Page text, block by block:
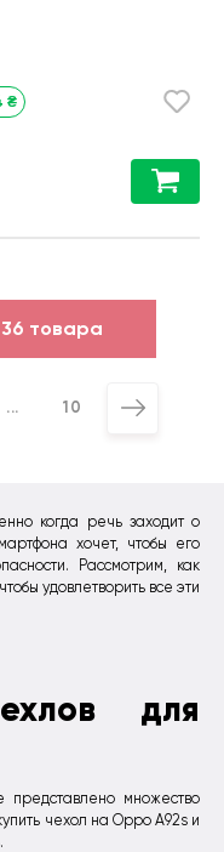
когда речь заходит о
хочет, чтобы его
Рассмотрим, как
удовлетворить все эти
для
представлено множество
чехол на Oppo A92s и
₴
36 товара
... 10